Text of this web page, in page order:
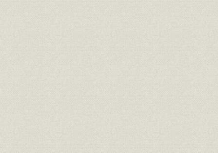
生産 焼結鉱生産量の推移 昭和46年
生産 コークス生産量の推移 昭和46年
生産 出銑量の推移 昭和46年
生産 全社出銑量の推移 昭和46年
生産 粗鋼生産量の推移 昭和46年